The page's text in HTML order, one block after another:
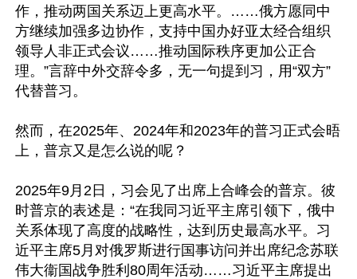
作，推动两国关系迈上更高水平。……俄方愿同中
方继续加强多边协作，支持中国办好亚太经合组织
领导人非正式会议……推动国际秩序更加公正合
理。”言辞中外交辞令多，无一句提到习，用“双方”
代替普习。
然而，在2025年、2024年和2023年的普习正式会晤
上，普京又是怎么说的呢？
2025年9月2日，习会见了出席上合峰会的普京。彼
时普京的表述是：“在我同习近平主席引领下，俄中
关系体现了高度的战略性，达到历史最高水平。习
近平主席5月对俄罗斯进行国事访问并出席纪念苏联
伟大衞国战争胜利80周年活动……习近平主席提出